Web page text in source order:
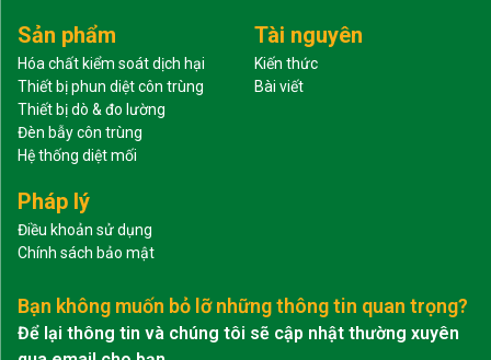
Sản phẩm
Hóa chất kiểm soát dịch hại
Thiết bị phun diệt côn trùng
Thiết bị dò & đo lường
Đèn bẫy côn trùng
Hệ thống diệt mối
Tài nguyên
Kiến thức
Bài viết
Pháp lý
Điều khoản sử dụng
Chính sách bảo mật
Bạn không muốn bỏ lỡ những thông tin quan trọng?
Để lại thông tin và chúng tôi sẽ cập nhật thường xuyên